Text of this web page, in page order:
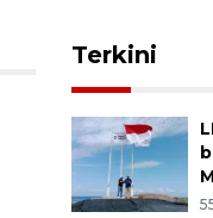
Terkini